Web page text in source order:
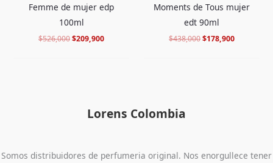
Femme de mujer edp
100ml
$526,000$209,900
Moments de Tous mujer
edt 90ml
$438,000$178,900
Lorens Colombia
Somos distribuidores de perfumeria original. Nos enorgullece tener